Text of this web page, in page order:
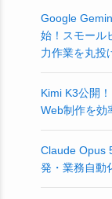
Google
始！スモール
力作業を丸投
Kimi K3公開
Web制作を効
Claude Opus
発・業務自動